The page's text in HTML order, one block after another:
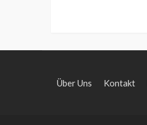
Über Uns Kontakt